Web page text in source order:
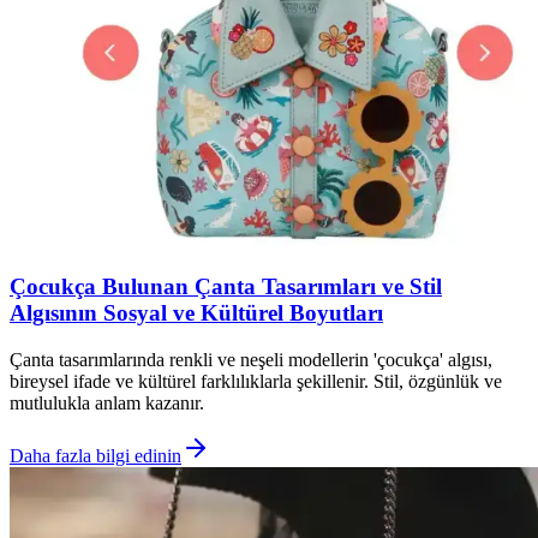
Çocukça Bulunan Çanta Tasarımları ve Stil
Algısının Sosyal ve Kültürel Boyutları
Çanta tasarımlarında renkli ve neşeli modellerin 'çocukça' algısı,
bireysel ifade ve kültürel farklılıklarla şekillenir. Stil, özgünlük ve
mutlulukla anlam kazanır.
Daha fazla bilgi edinin